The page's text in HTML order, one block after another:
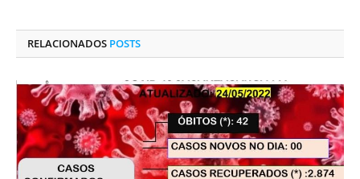
RELACIONADOS POSTS